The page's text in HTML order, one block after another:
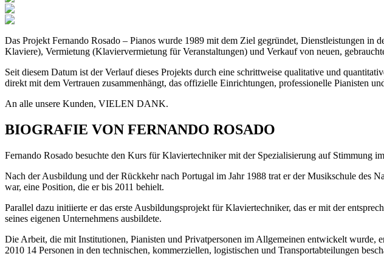
Das Projekt Fernando Rosado – Pianos wurde 1989 mit dem Ziel gegründet, Dienstleistungen
Klaviere), Vermietung (Klaviervermietung für Veranstaltungen) und Verkauf von neuen,
Seit diesem Datum ist der Verlauf dieses Projekts durch eine schrittweise qualitative und
direkt mit dem Vertrauen zusammenhängt, das offizielle Einrichtungen, professionelle Pianisten
An alle unsere Kunden, VIELEN DANK.
BIOGRAFIE VON FERNANDO ROSADO
Fernando Rosado besuchte den Kurs für Klaviertechniker mit der Spezialisierung auf Stimmung
Nach der Ausbildung und der Rückkehr nach Portugal im Jahr 1988 trat er der Musikschule
war, eine Position, die er bis 2011 behielt.
Parallel dazu initiierte er das erste Ausbildungsprojekt für Klaviertechniker, das er mit der
seines eigenen Unternehmens ausbildete.
Die Arbeit, die mit Institutionen, Pianisten und Privatpersonen im Allgemeinen entwickelt wurde,
2010 14 Personen in den technischen, kommerziellen, logistischen und Transportabteilungen